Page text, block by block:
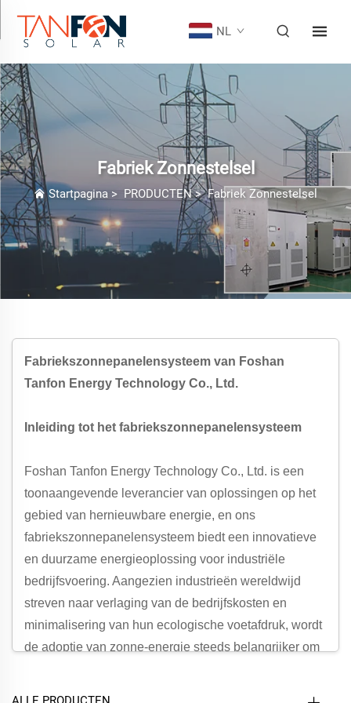
NL
Fabriek Zonnestelsel
Startpagina > PRODUCTEN>Fabriek Zonnestelsel
Fabriekszonnepanelensysteem van Foshan
Tanfon Energy Technology Co., Ltd.
Inleiding tot het fabriekszonnepanelensysteem
Foshan Tanfon Energy Technology Co., Ltd. is een
toonaangevende leverancier van oplossingen op het
gebied van hernieuwbare energie, en ons
fabriekszonnepanelensysteem biedt een innovatieve
en duurzame energieoplossing voor industriële
bedrijfsvoering. Aangezien industrieën wereldwijd
streven naar verlaging van de bedrijfskosten en
minimalisering van hun ecologische voetafdruk, wordt
de adoptie van zonne-energie steeds belangrijker om